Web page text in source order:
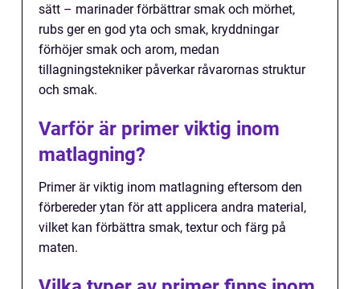
sätt – marinader förbättrar smak och mörhet,
rubs ger en god yta och smak, kryddningar
förhöjer smak och arom, medan
tillagningstekniker påverkar råvarornas struktur
och smak.
Varför är primer viktig inom
matlagning?
Primer är viktig inom matlagning eftersom den
förbereder ytan för att applicera andra material,
vilket kan förbättra smak, textur och färg på
maten.